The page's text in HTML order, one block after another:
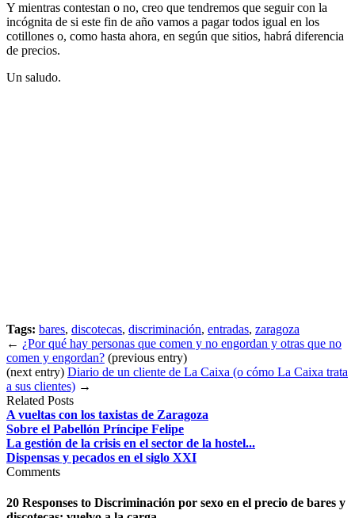
Y mientras contestan o no, creo que tendremos que seguir con la
incógnita de si este fin de año vamos a pagar todos igual en los
cotillones o, como hasta ahora, en según que sitios, habrá diferencia
de precios.
Un saludo.
Tags: bares, discotecas, discriminación, entradas, zaragoza
← ¿Por qué hay personas que comen y no engordan y otras que no
comen y engordan? (previous entry)
(next entry) Diario de un cliente de La Caixa (o cómo La Caixa trata
a sus clientes) →
Related Posts
A vueltas con los taxistas de Zaragoza
Sobre el Pabellón Príncipe Felipe
La gestión de la crisis en el sector de la hostel...
Dispensas y pecados en el siglo XXI
Comments
20 Responses to Discriminación por sexo en el precio de bares y